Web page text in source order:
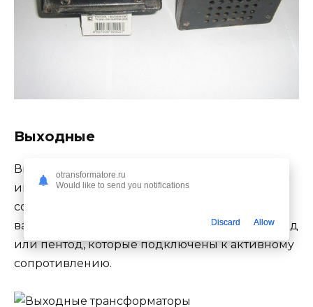
Выходные
Выходного типа тс функционируют не от
импедансов обоих, а от конкретного
сопротивления источника. В зависимости от
вариации оборудования это может быть тетрод
или пентод, которые подключены к активному
сопротивлению.
otransformatore.ru
Would like to send you notifications
Discard Allow